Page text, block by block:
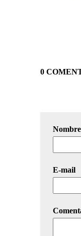
0
Nombre
E-mail